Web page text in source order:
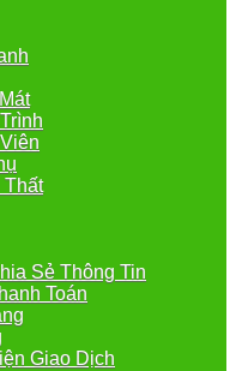
Thất
Sẻ Thông Tin
Toán
Giao Dịch